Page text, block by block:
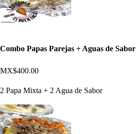
Combo Papas Parejas + Aguas de Sabor
MX$400.00
2 Papa Mixta + 2 Agua de Sabor